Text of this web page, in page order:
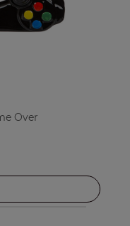
Over